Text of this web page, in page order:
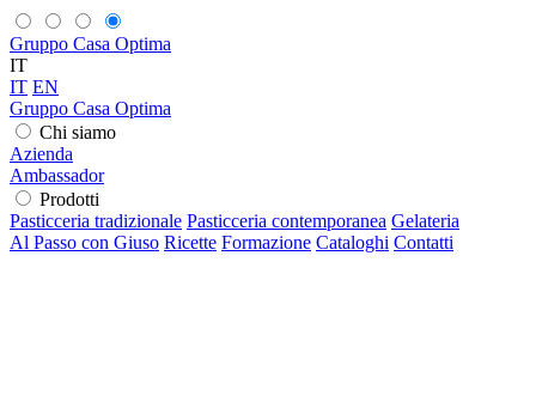
Gruppo Casa Optima
IT
IT EN
Gruppo Casa Optima
Chi siamo
Azienda
Ambassador
Prodotti
Pasticceria tradizionale Pasticceria contemporanea Gelateria
Al Passo con Giuso Ricette Formazione Cataloghi Contatti